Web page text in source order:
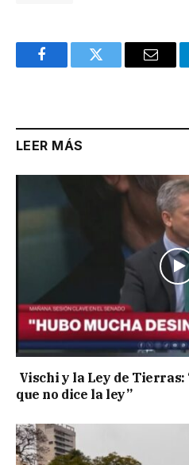
FacebookTwitter Email
LEER MÁS
Vischi y la Ley de Tierras:
que no dice la ley”